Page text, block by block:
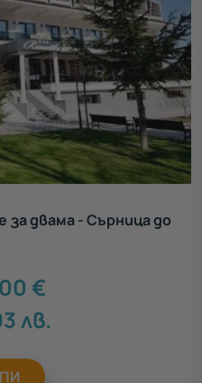
двама - Сърница до
€
лв.